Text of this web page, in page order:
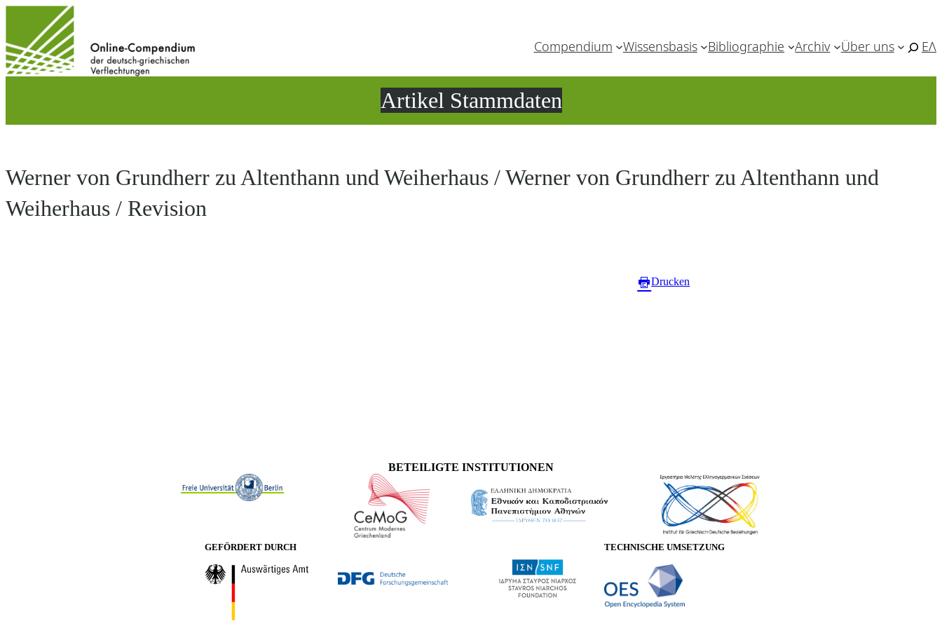
wechseln
Compendium Wissensbasis Bibliographie Archiv Über uns ΕΛ
Artikel Stammdaten
Werner von Grundherr zu Altenthann und Weiherhaus / Werner von Grundherr zu Altenthann und
Weiherhaus / Revision
Drucken
BETEILIGTE INSTITUTIONEN
GEFÖRDERT DURCH TECHNISCHE UMSETZUNG